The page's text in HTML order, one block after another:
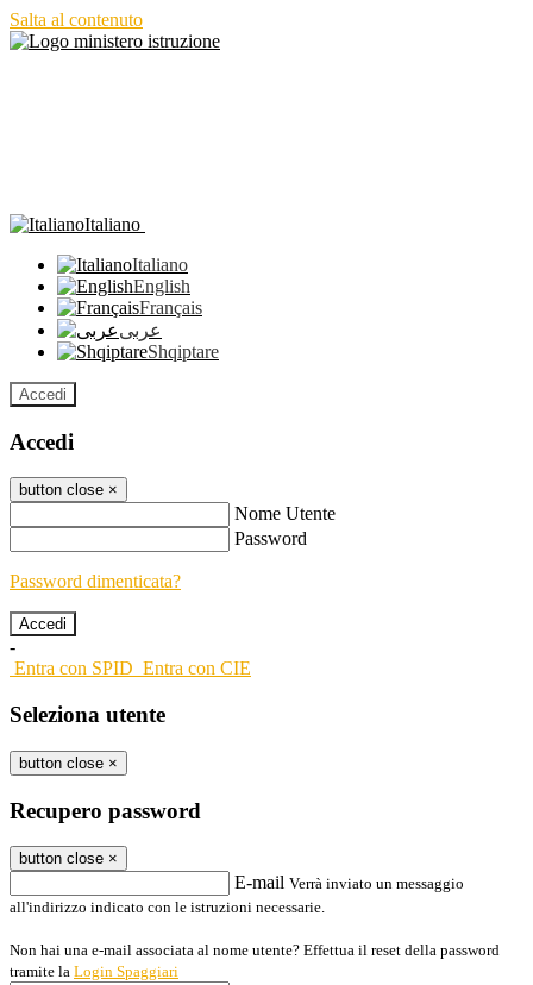
Salta al contenuto
Italiano
Italiano
English
Français
عربى
Shqiptare
Accedi
Accedi
button close ×
Nome Utente
Password
Password dimenticata?
-
Entra con SPID Entra con CIE
Seleziona utente
button close ×
Recupero password
button close ×
E-mail Verrà inviato un messaggio
all'indirizzo indicato con le istruzioni necessarie.
Non hai una e-mail associata al nome utente? Effettua il reset della password
tramite la Login Spaggiari